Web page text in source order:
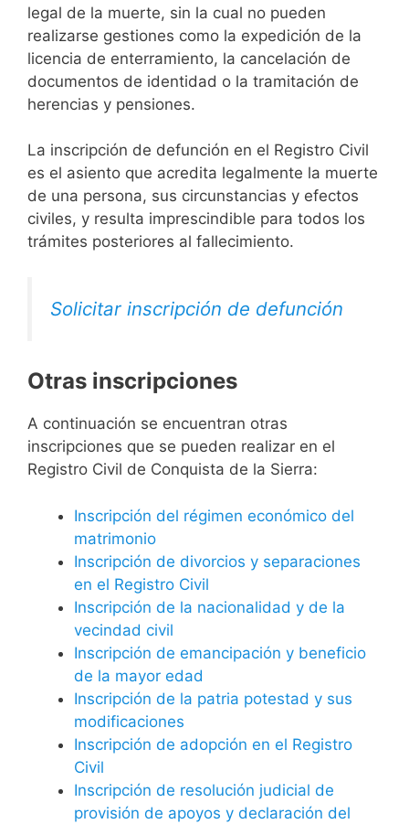
legal de la muerte, sin la cual no pueden
realizarse gestiones como la expedición de la
licencia de enterramiento, la cancelación de
documentos de identidad o la tramitación de
herencias y pensiones.
La inscripción de defunción en el Registro Civil
es el asiento que acredita legalmente la muerte
de una persona, sus circunstancias y efectos
civiles, y resulta imprescindible para todos los
trámites posteriores al fallecimiento.
Solicitar inscripción de defunción
Otras inscripciones
A continuación se encuentran otras
inscripciones que se pueden realizar en el
Registro Civil de Conquista de la Sierra:
Inscripción del régimen económico del
matrimonio
Inscripción de divorcios y separaciones
en el Registro Civil
Inscripción de la nacionalidad y de la
vecindad civil
Inscripción de emancipación y beneficio
de la mayor edad
Inscripción de la patria potestad y sus
modificaciones
Inscripción de adopción en el Registro
Civil
Inscripción de resolución judicial de
provisión de apoyos y declaración del